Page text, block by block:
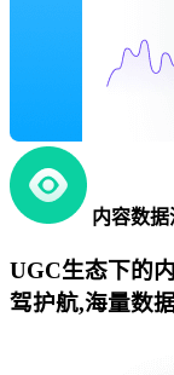
内容数据
UGC生态下的
驾护航,海量数